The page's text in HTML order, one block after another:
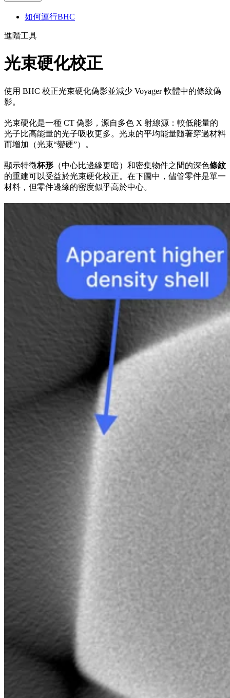
如何運行BHC
進階工具
光束硬化校正
使用 BHC 校正光束硬化偽影並減少 Voyager 軟體中的條紋偽
影。
光束硬化是一種 CT 偽影，源自多色 X 射線源：較低能量的
光子比高能量的光子吸收更多。光束的平均能量隨著穿過材料
而增加（光束“變硬”）。
顯示特徵杯形 （中心比邊緣更暗）和密集物件之間的深色條紋
的重建可以受益於光束硬化校正。在下圖中，儘管零件是單一
材料，但零件邊緣的密度似乎高於中心。